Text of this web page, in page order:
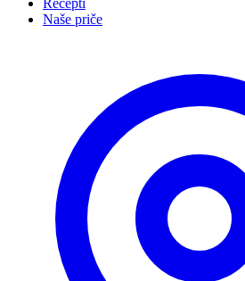
Recepti
Naše priče